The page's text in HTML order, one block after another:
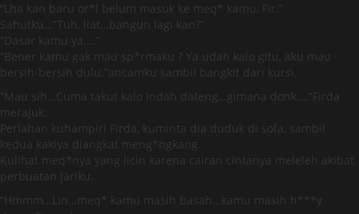
“Lha kan baru or*l belum masuk ke meq* kamu, Fir.”
Sahutku…”Tuh, liat…bangun lagi kan?”
“Dasar kamu ya….”
“Bener kamu gak mau sp*rmaku ? Ya udah kalo gitu, aku mau
bersih-bersih dulu.”ancamku sambil bangkit dari kursi.
“Mau sih…Cuma takut kalo Indah dateng…gimana donk….”Firda
merajuk.
Perlahan kuhampiri Firda, kuminta dia duduk di sofa, sambil
kedua kakiya diangkat meng*ngkang.
Kulihat meq*nya yang licin karena cairan cintanya meleleh akibat
perbuatan jariku.
“Hmmm…Lin…meq* kamu masih basah…kamu masih h***y